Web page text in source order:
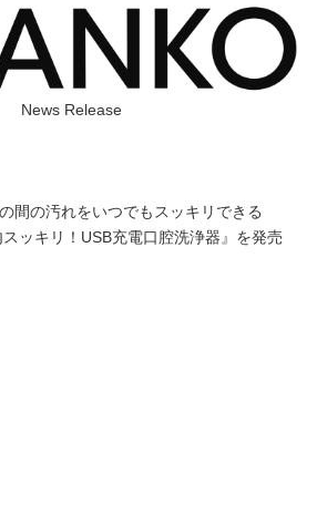
News Release
間の汚れをいつでもスッキリできる
スッキリ！USB充電口腔洗浄器』を発売